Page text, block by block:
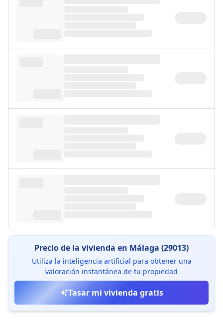
Precio de la vivienda en Málaga (29013)
Utiliza la inteligencia artificial para obtener una
valoración instantánea de tu propiedad
Tasar mi vivienda gratis